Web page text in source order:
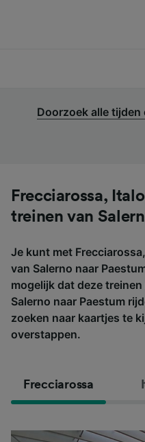
Doorzoek alle
Frecciarossa,
treinen van
Je kunt met
van Salerno naar
mogelijk dat deze
Salerno naar Paestum
zoeken naar kaartjes te
overstappen.
Frecciarossa